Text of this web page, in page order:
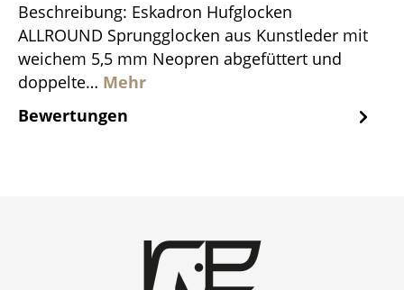
Beschreibung: Eskadron Hufglocken
ALLROUND Sprungglocken aus Kunstleder mit
weichem 5,5 mm Neopren abgefüttert und
doppelte… Mehr
Bewertungen